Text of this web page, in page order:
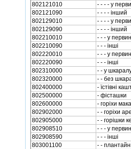
802121010
- - - - у
802121090
- - - - iнший
802129010
- - - - у
802129090
- - - - iнший
802210010
- - - у
802210090
- - - iншi
802220010
- - - у
802220090
- - - iншi
802310000
- - у
802320000
- - без
802400000
- їстiвнi
802500000
- фiсташки
802600000
- горiхи
802902000
- - горiхи
802905000
- - горiшки
802908510
- - - у
802908590
- - - iншi
803001100
- -